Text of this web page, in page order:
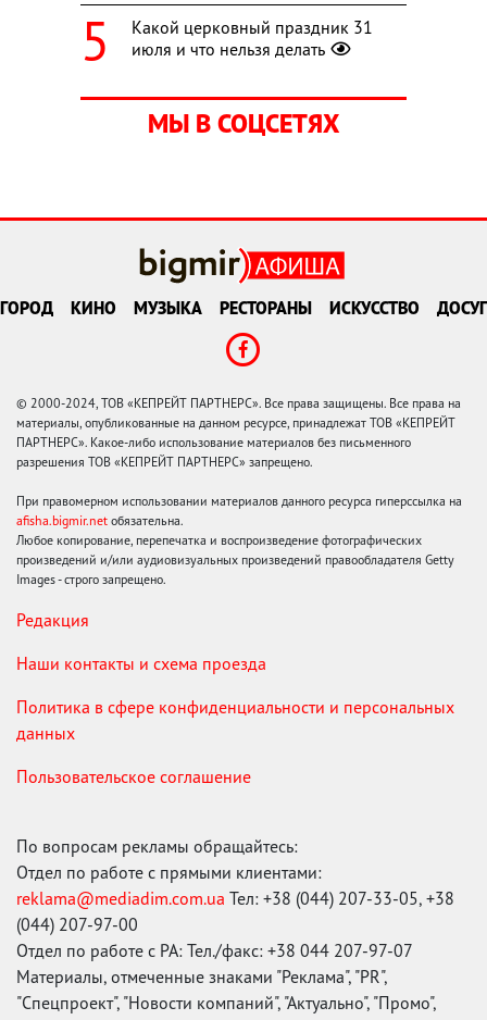
Какой церковный праздник 31
июля и что нельзя делать
МЫ В СОЦСЕТЯХ
ГОРОД КИНО МУЗЫКА РЕСТОРАНЫ ИСКУССТВО ДОСУГ
© 2000-2024, ТОВ «КЕПРЕЙТ ПАРТНЕРС». Все права защищены. Все права на
материалы, опубликованные на данном ресурсе, принадлежат ТОВ «КЕПРЕЙТ
ПАРТНЕРС». Какое-либо использование материалов без письменного
разрешения ТОВ «КЕПРЕЙТ ПАРТНЕРС» запрещено.
При правомерном использовании материалов данного ресурса гиперссылка на
afisha.bigmir.net обязательна.
Любое копирование, перепечатка и воспроизведение фотографических
произведений и/или аудиовизуальных произведений правообладателя Getty
Images - строго запрещено.
Редакция
Наши контакты и схема проезда
Политика в сфере конфиденциальности и персональных
данных
Пользовательское соглашение
По вопросам рекламы обращайтесь:
Отдел по работе с прямыми клиентами:
reklama@mediadim.com.ua Тел: +38 (044) 207-33-05, +38
(044) 207-97-00
Отдел по работе с РА: Тел./факс: +38 044 207-97-07
Материалы, отмеченные знаками "Реклама", "PR",
"Спецпроект", "Новости компаний", "Актуально", "Промо",